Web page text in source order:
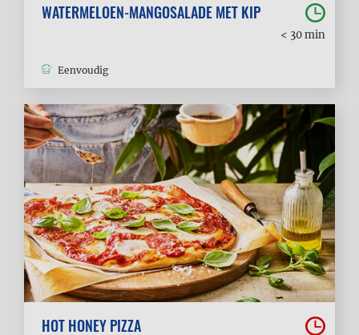
WATERMELOEN-MANGOSALADE MET KIP
< 30 min
Eenvoudig
HOT HONEY PIZZA